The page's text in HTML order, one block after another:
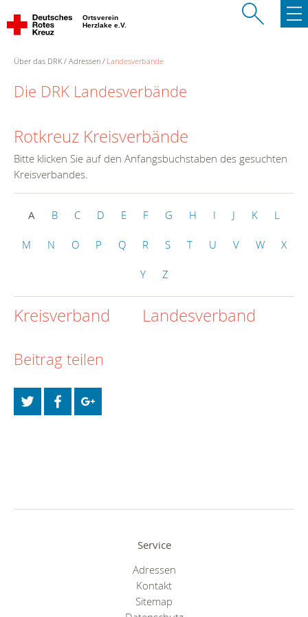
Ortsverein
Herzlake e.V.
Über das DRK Adressen Landesverbände
Die DRK Landesverbände
Rotkreuz Kreisverbände
Bitte klicken Sie auf den Anfangsbuchstaben des gesuchten
Kreisverbandes.
A B C D E F G H I J K L
M N O P Q R S T U V W X
Y Z
Kreisverband Landesverband
Beitrag teilen
Service
Adressen
Kontakt
Sitemap